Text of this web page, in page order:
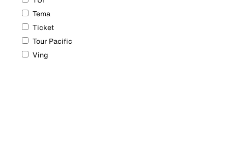
Tema
Ticket
Tour Pacific
Ving